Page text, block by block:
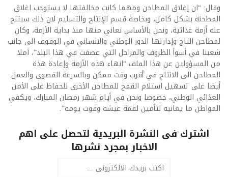
وقال: “ان إغلاق المطاحن ومهما كانت مخالفتها لا يستوجب اغلاق
المطحنة بشكل كامل، وبخاصة قسم الإنتاج والتسليم لان ذلك سيتنج
عنه أزمة غذائية، ونحن بالأساس نعاني منها منذ بداية الأزمة، وكان
لمطاحن التاج وإدارتها الدور الوطني والانساني في الوقوف الى جانب
شعبنا في أسوأ الظروف والمراحل التي عصفت في هذا البلد”، آملا
من المسؤولين عن هذا الملف “انهاء هذه الأزمة وإعادة هذة
المطاحن الى الانتاج في أقرب وقت ممكن وبالسرعة القصوى والعمل
أيضا على تسهيل استلام القمح للمطاحن الأخرى للحفاظ على الأمن
الغذائي الوطني، خصوصا ونحن في أيام شهر رمضان المبارك، ويكفي
المواطن ما يعانيه لتأمين لقمة عيشه وقوت يومه”.
اشترك فى النشرة البريدية لتحصل على اهم
الاخبار بمجرد نشرها